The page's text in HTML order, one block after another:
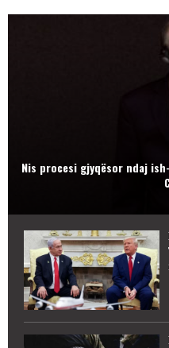
Nis procesi gjyqësor ndaj